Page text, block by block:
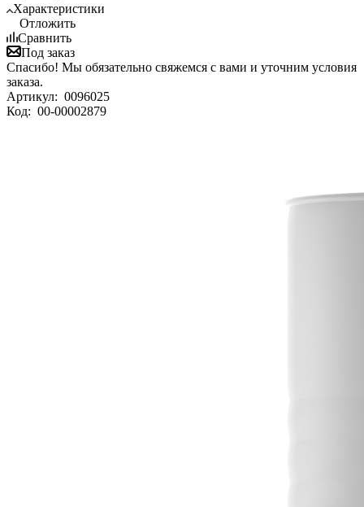
Характеристики
Отложить
Сравнить
Под заказ
Спасибо! Мы обязательно свяжемся с вами и уточним условия
заказа.
Артикул: 0096025
Код: 00-00002879